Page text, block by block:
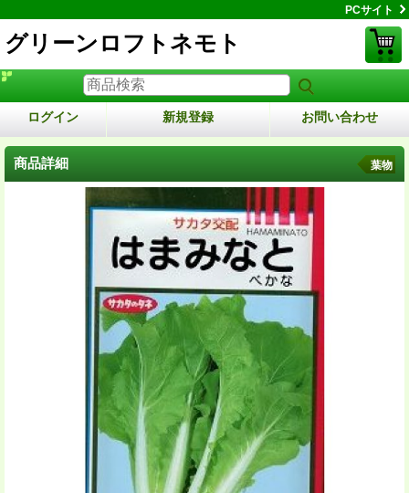
PCサイト
グリーンロフトネモト
ログイン 新規登録 お問い合わせ
商品詳細 葉物